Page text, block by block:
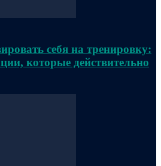
себя на тренировку:
которые действительно